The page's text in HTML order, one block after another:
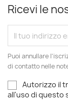
Ricevi le
Puoi annullare
di contatto nelle
Autorizzo il
all'uso di questo